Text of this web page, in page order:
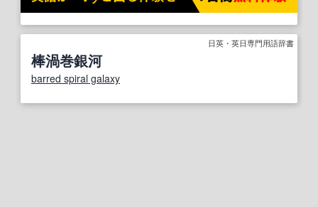
日英・英日専門用語辞書
棒渦巻銀河
barred spiral galaxy